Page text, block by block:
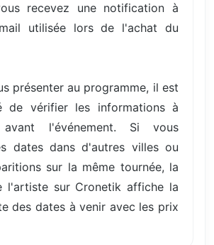
recevez une notification à
utilisée lors de l'achat du
présenter au programme, il est
de vérifier les informations à
l'événement. Si vous
dates dans d'autres villes ou
sur la même tournée, la
l'artiste sur Cronetik affiche la
des dates à venir avec les prix